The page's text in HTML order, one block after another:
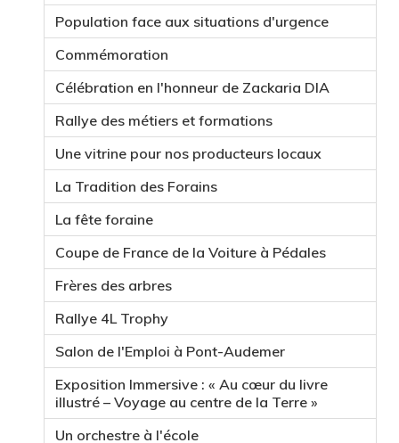
Population face aux situations d'urgence
Commémoration
Célébration en l'honneur de Zackaria DIA
Rallye des métiers et formations
Une vitrine pour nos producteurs locaux
La Tradition des Forains
La fête foraine
Coupe de France de la Voiture à Pédales
Frères des arbres
Rallye 4L Trophy
Salon de l'Emploi à Pont-Audemer
Exposition Immersive : « Au cœur du livre
illustré – Voyage au centre de la Terre »
Un orchestre à l'école